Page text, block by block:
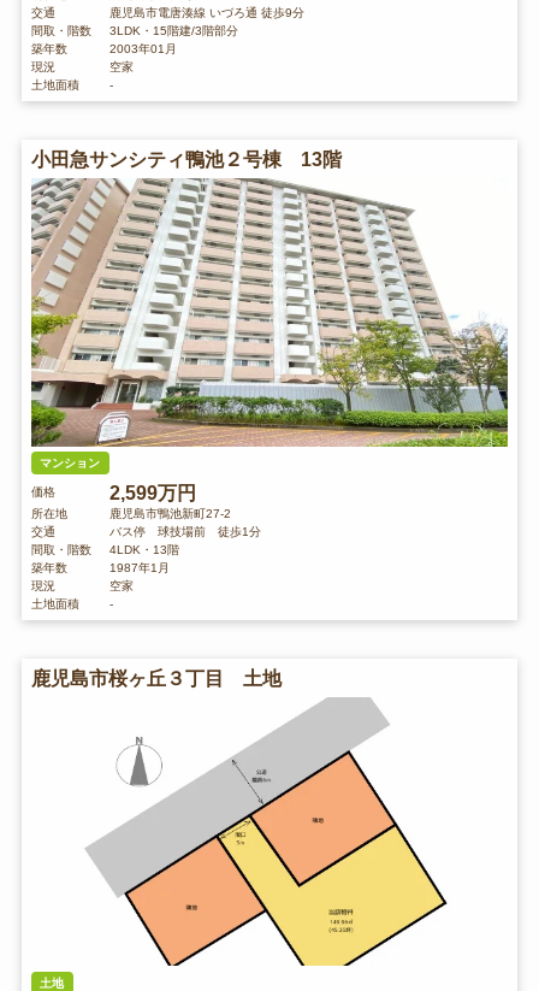
交通
鹿児島市電唐湊線 いづろ通 徒歩9分
間取・階数
3LDK・15階建/3階部分
築年数
2003年01月
現況
空家
土地面積
-
小田急サンシティ鴨池２号棟 13階
マンション
価格 2,599万円
所在地
鹿児島市鴨池新町27-2
交通
バス停 球技場前 徒歩1分
間取・階数
4LDK・13階
築年数
1987年1月
現況
空家
土地面積
-
鹿児島市桜ヶ丘３丁目 土地
土地